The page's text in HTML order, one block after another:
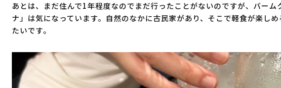
あとは、まだ住んで1年程度なのでまだ行ったことがないのですが、バー
ナ」は気になっています。自然のなかに古民家があり、そこで軽食が楽し
たいです。